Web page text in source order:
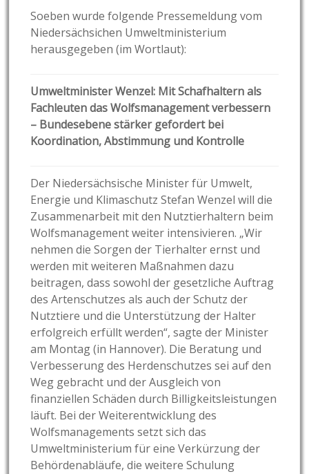
Soeben wurde folgende Pressemeldung vom
Niedersächsichen Umweltministerium
herausgegeben (im Wortlaut):
Umweltminister Wenzel: Mit Schafhaltern als
Fachleuten das Wolfsmanagement verbessern
– Bundesebene stärker gefordertbei
Koordination, Abstimmung und Kontrolle
Der Niedersächsische Minister für Umwelt,
Energie und Klimaschutz Stefan Wenzel will die
Zusammenarbeit mit den Nutztierhaltern beim
Wolfsmanagement weiter intensivieren. „Wir
nehmen die Sorgen der Tierhalter ernst und
werden mit weiteren Maßnahmen dazu
beitragen, dass sowohl der gesetzliche Auftrag
des Artenschutzes als auch der Schutz der
Nutztiere und die Unterstützung der Halter
erfolgreich erfüllt werden“, sagte der Minister
am Montag (in Hannover). Die Beratung und
Verbesserung des Herdenschutzes sei auf den
Weg gebracht und der Ausgleich von
finanziellen Schäden durch Billigkeitsleistungen
läuft. Bei der Weiterentwicklung des
Wolfsmanagements setzt sich das
Umweltministerium für eine Verkürzung der
Behördenabläufe, die weitere Schulung